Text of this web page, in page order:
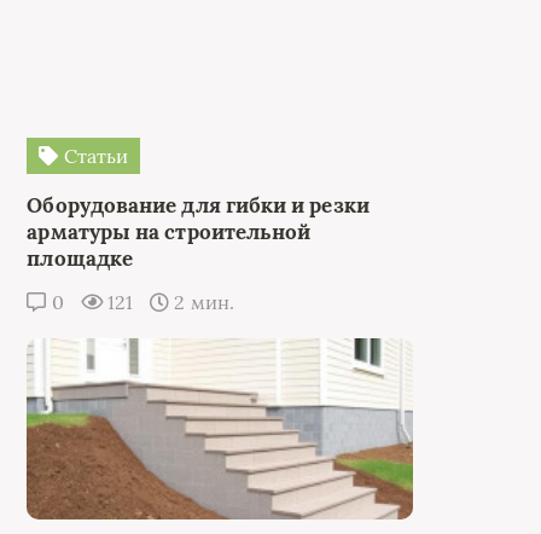
Статьи
Оборудование для гибки и резки
арматуры на строительной
площадке
0 121 2 мин.